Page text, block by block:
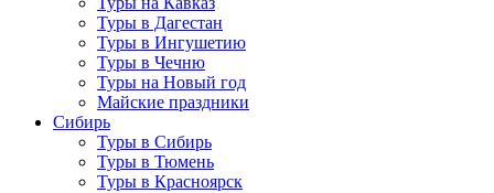
Туры в Дагестан
Туры в Ингушетию
Туры в Чечню
Туры на Новый год
Майские праздники
Сибирь
Туры в Сибирь
Туры в Тюмень
Туры в Красноярск